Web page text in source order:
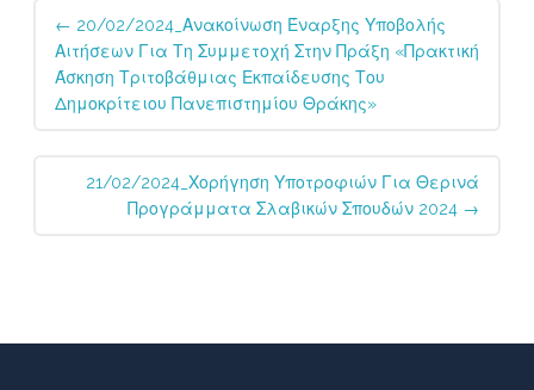
Post
navigation
← 20/02/2024_Ανακοίνωση Έναρξης Υποβολής
Αιτήσεων Για Τη Συμμετοχή Στην Πράξη «Πρακτική
Άσκηση Τριτοβάθμιας Εκπαίδευσης Του
Δημοκρίτειου Πανεπιστημίου Θράκης»
21/02/2024_Χορήγηση Υποτροφιών Για Θερινά
Προγράμματα Σλαβικών Σπουδών 2024 →